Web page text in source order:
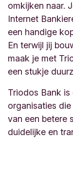
omkijken naar.
Internet
een handige
En terwijl jij
maak je met
een stukje
Triodos Bank
organisaties
van een betere
duidelijke en